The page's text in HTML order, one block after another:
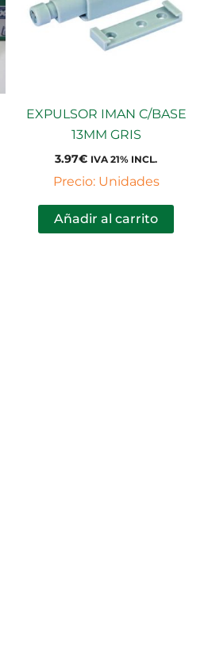
EXPULSOR IMAN C/BASE
13MM GRIS
3.97€ IVA 21% INCL.
Precio: Unidades
Añadir al carrito